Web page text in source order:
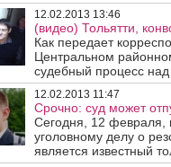
12.02.2013 13:46
(видео) Тольятти,
Как передает
Центральном
судебный процесс
12.02.2013 11:47
Срочно: суд может
Сегодня, 12 февраля,
уголовному делу о
является известный